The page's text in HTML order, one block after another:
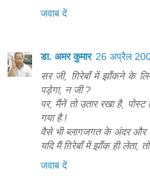
जवाब दें
डा. अमर कुमार 26 अप्रैल
सर जी, ग़िरेबाँ में झाँकने के
पड़ेगा, न जी ?
पर, मैंनें तो उतार रखा है, पोस्ट
गया है !
वैसे भी ब्लागजगत के अंदर और
यदि मैं ग़िरेबाँ में झाँक ही लेता,
जवाब दें